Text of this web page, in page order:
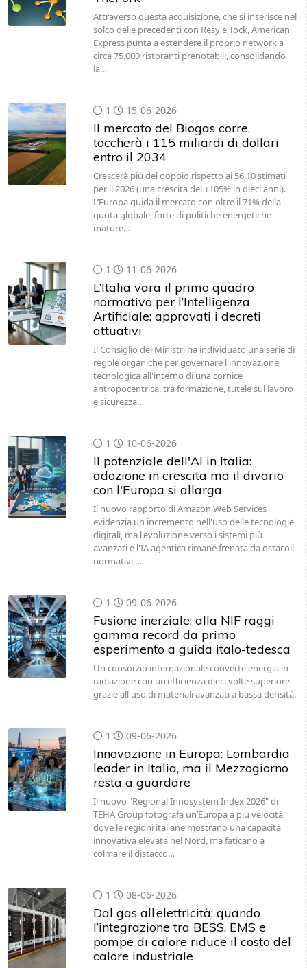
Attraverso questa acquisizione, che si inserisce nel
solco delle precedenti con Resy e Tock, American
Express punta a estendere il proprio network a
circa 75.000 ristoranti prenotabili, consolidando
la…
1 15-06-2026
Il mercato del Biogas corre,
toccherà i 115 miliardi di dollari
entro il 2034
Crescerà più del doppio rispetto ai 56,10 stimati
per il 2026 (una crescita del +105% in dieci anni).
L’Europa guida il mercato con oltre il 71% della
quota globale, forte di politiche energetiche
mature…
1 11-06-2026
L’Italia vara il primo quadro
normativo per l’Intelligenza
Artificiale: approvati i decreti
attuativi
Il Consiglio dei Ministri ha individuato una serie di
regole organiche per governare l'innovazione
tecnologica all'interno di una cornice
antropocentrica, tra formazione, tutele sul lavoro
e sicurezza…
1 10-06-2026
Il potenziale dell'AI in Italia:
adozione in crescita ma il divario
con l'Europa si allarga
Il nuovo rapporto di Amazon Web Services
evidenzia un incremento nell'uso delle tecnologie
digitali, ma l'evoluzione verso i sistemi più
avanzati e l'IA agentica rimane frenata da ostacoli
normativi,…
1 09-06-2026
Fusione inerziale: alla NIF raggi
gamma record da primo
esperimento a guida italo-tedesca
Un consorzio internazionale converte energia in
radiazione con un'efficienza dieci volte superiore
grazie all'uso di materiali avanzati a bassa densità.
1 09-06-2026
Innovazione in Europa: Lombardia
leader in Italia, ma il Mezzogiorno
resta a guardare
Il nuovo "Regional Innosystem Index 2026" di
TEHA Group fotografa un’Europa a più velocità,
dove le regioni italiane mostrano una capacità
innovativa elevata nel Nord, ma faticano a
colmare il distacco…
1 08-06-2026
Dal gas all’elettricità: quando
l’integrazione tra BESS, EMS e
pompe di calore riduce il costo del
calore industriale